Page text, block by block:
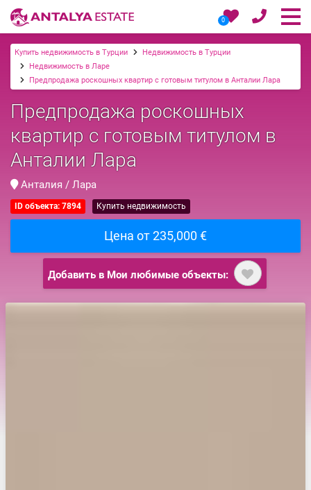
0
Купить недвижимость в Турции
Недвижимость в Турции
Недвижимость в Ларе
Предпродажа роскошных квартир с готовым титулом в Анталии Лара
Предпродажа роскошных
квартир с готовым титулом в
Анталии Лара
Анталия / Лара
ID объекта: 7894 Купить недвижимость
Цена от 235,000 €
Добавить в Мои любимые объекты: